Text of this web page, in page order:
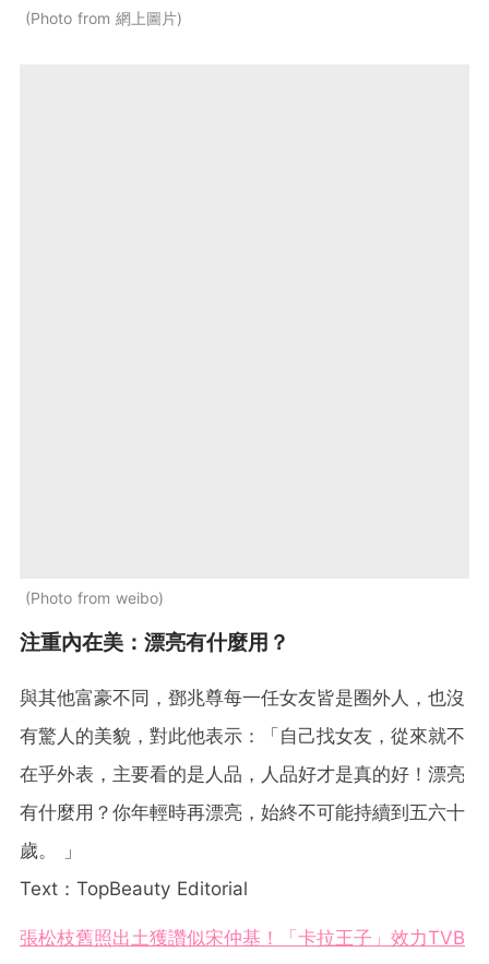
Photo from 網上圖片
Photo from weibo
注重內在美：漂亮有什麼用？
與其他富豪不同，鄧兆尊每一任女友皆是圈外人，也沒
有驚人的美貌，對此他表示：「自己找女友，從來就不
在乎外表，主要看的是人品，人品好才是真的好！漂亮
有什麼用？你年輕時再漂亮，始終不可能持續到五六十
歲。 」
Text：TopBeauty Editorial
張松枝舊照出土獲讚似宋仲基！「卡拉王子」效力TVB